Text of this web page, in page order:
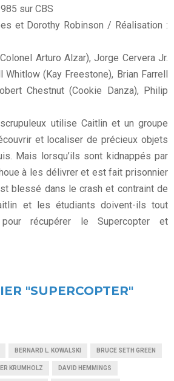
sur CBS
et Dorothy Robinson / Réalisation :
Arturo Alzar), Jorge Cervera Jr.
Whitlow (Kay Freestone), Brian Farrell
Chestnut (Cookie Danza), Philip
utilise Caitlin et un groupe
et localiser de précieux objets
Mais lorsqu’ils sont kidnappés par
à les délivrer et est fait prisonnier
blessé dans le crash et contraint de
et les étudiants doivent-ils tout
récupérer le Supercopter et
"SUPERCOPTER"
BERNARD L. KOWALSKI BRUCE SETH GREEN
KRUMHOLZ DAVID HEMMINGS